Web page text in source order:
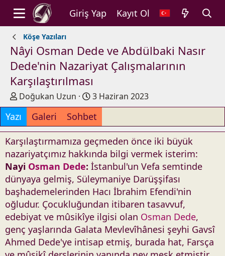
Giriş Yap Kayıt Ol
Köşe Yazıları
Nâyi Osman Dede ve Abdülbaki Nasır
Dede'nin Nazariyat Çalışmalarının
Karşılaştırılması
Y
a
z
a
r
Doğukan Uzun
Y
a
y
ı
n
t
a
r
i
h
i
3 Haziran 2023
Yazı Galeri Sohbet
Karşılaştırmamıza geçmeden önce iki büyük
nazariyatçımız hakkında bilgi vermek isterim:
Nayi Osman Dede: İstanbul'un Vefa semtinde
dünyaya gelmiş, Süleymaniye Darüşşifası
başhademelerinden Hacı İbrahim Efendi'nin
oğludur. Çocukluğundan itibaren tasavvuf,
edebiyat ve mûsikîye ilgisi olan Osman Dede,
genç yaşlarında Galata Mevlevîhânesi şeyhi Gavsî
Ahmed Dede'ye intisap etmiş, burada hat, Farsça